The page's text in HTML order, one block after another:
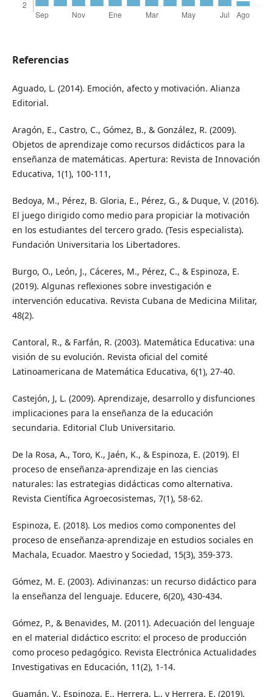
Referencias
Aguado, L. (2014). Emoción, afecto y motivación. Alianza
Editorial.
Aragón, E., Castro, C., Gómez, B., & González, R. (2009).
Objetos de aprendizaje como recursos didácticos para la
enseñanza de matemáticas. Apertura: Revista de Innovación
Educativa, 1(1), 100-111,
Bedoya, M., Pérez, B. Gloria, E., Pérez, G., & Duque, V. (2016).
El juego dirigido como medio para propiciar la motivación
en los estudiantes del tercero grado. (Tesis especialista).
Fundación Universitaria los Libertadores.
Burgo, O., León, J., Cáceres, M., Pérez, C., & Espinoza, E.
(2019). Algunas reflexiones sobre investigación e
intervención educativa. Revista Cubana de Medicina Militar,
48(2).
Cantoral, R., & Farfán, R. (2003). Matemática Educativa: una
visión de su evolución. Revista oficial del comité
Latinoamericana de Matemática Educativa, 6(1), 27-40.
Castejón, J, L. (2009). Aprendizaje, desarrollo y disfunciones
implicaciones para la enseñanza de la educación
secundaria. Editorial Club Universitario.
De la Rosa, A., Toro, K., Jaén, K., & Espinoza, E. (2019). El
proceso de enseñanza-aprendizaje en las ciencias
naturales: las estrategias didácticas como alternativa.
Revista Científica Agroecosistemas, 7(1), 58-62.
Espinoza, E. (2018). Los medios como componentes del
proceso de enseñanza-aprendizaje en estudios sociales en
Machala, Ecuador. Maestro y Sociedad, 15(3), 359-373.
Gómez, M. E. (2003). Adivinanzas: un recurso didáctico para
la enseñanza del lenguaje. Educere, 6(20), 430-434.
Gómez, P., & Benavides, M. (2011). Adecuación del lenguaje
en el material didáctico escrito: el proceso de producción
como proceso pedagógico. Revista Electrónica Actualidades
Investigativas en Educación, 11(2), 1-14.
Guamán, V., Espinoza, E., Herrera, L., y Herrera, E. (2019).